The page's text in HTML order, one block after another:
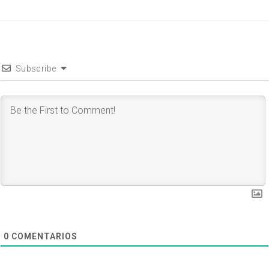
Subscribe
0 COMENTARIOS